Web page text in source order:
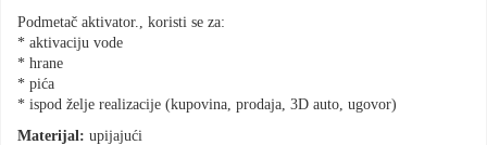
Podmetač aktivator., koristi se za:
* aktivaciju vode
* hrane
* pića
* ispod želje realizacije (kupovina, prodaja, 3D auto, ugovor)
Materijal: upijajući